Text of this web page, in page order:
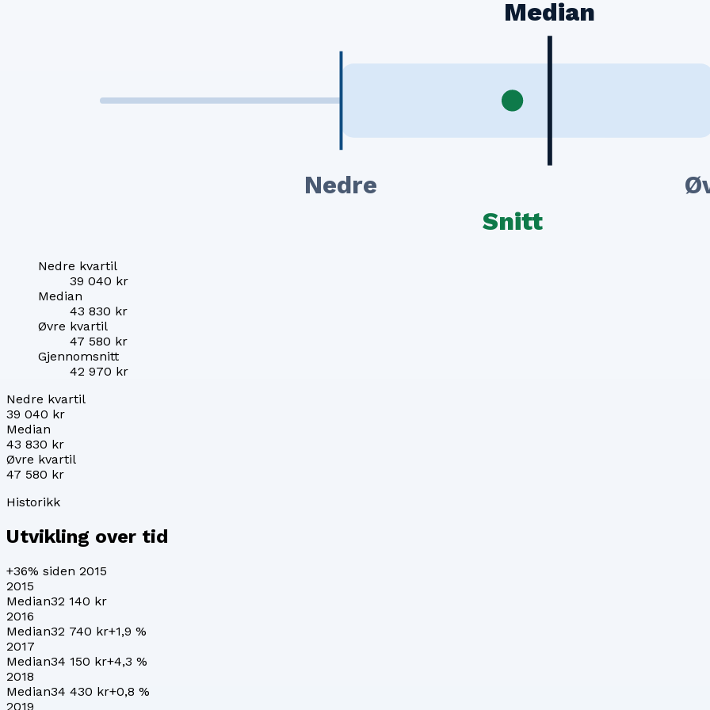
Nedre
Median
Snitt
Nedre kvartil
39 040 kr
Median
43 830 kr
Øvre kvartil
47 580 kr
Gjennomsnitt
42 970 kr
Nedre kvartil
39 040 kr
Median
43 830 kr
Øvre kvartil
47 580 kr
Historikk
Utvikling over tid
+36% siden 2015
2015
Median32 140 kr
2016
Median32 740 kr+1,9 %
2017
Median34 150 kr+4,3 %
2018
Median34 430 kr+0,8 %
2019